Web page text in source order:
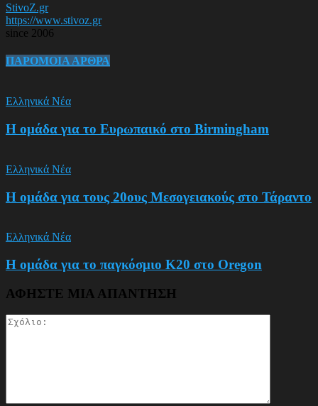
StivoZ.gr
https://www.stivoz.gr
since 2006
ΠΑΡΟΜΟΙΑ ΑΡΘΡΑ
Ελληνικά Νέα
Η ομάδα για το Ευρωπαικό στο Birmingham
Ελληνικά Νέα
Η ομάδα για τους 20ους Μεσογειακούς στο Τάραντο
Ελληνικά Νέα
Η ομάδα για το παγκόσμιο Κ20 στο Oregon
ΑΦΗΣΤΕ ΜΙΑ ΑΠΑΝΤΗΣΗ